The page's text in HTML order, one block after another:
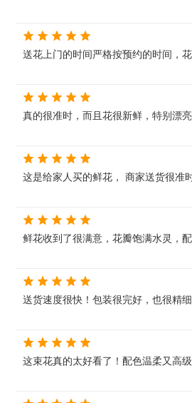
送花上门的时间严格按预约的时间，
真的很准时，而且花很新鲜，特别漂
这是给家人买的鲜花， 商家送货很准
鲜花收到了很满意，花瓣饱满水灵，
送货速度很快！包装很完好，也很精细
这束花真的太好看了！配色温柔又高